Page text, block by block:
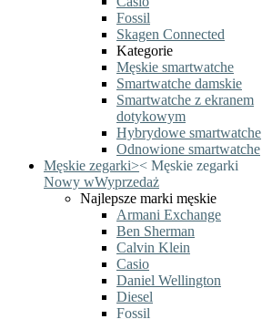
Fossil
Skagen Connected
Kategorie
Męskie smartwatche
Smartwatche damskie
Smartwatche z ekranem
dotykowym
Hybrydowe smartwatche
Odnowione smartwatche
Męskie zegarki>< Męskie zegarki
Nowy wWyprzedaż
Najlepsze marki męskie
Armani Exchange
Ben Sherman
Calvin Klein
Casio
Daniel Wellington
Diesel
Fossil